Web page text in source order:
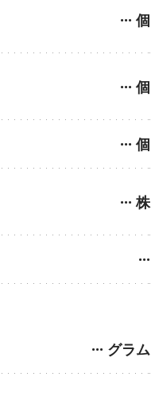
··· 個
··· 個
··· 個
··· 株
···
··· グラム